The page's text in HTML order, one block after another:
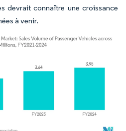
devrait connaître une croissance
à venir.